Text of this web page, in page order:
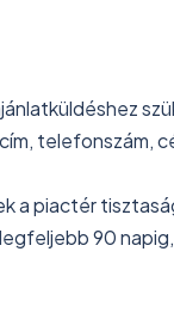
telefonszám,
a piactér
90